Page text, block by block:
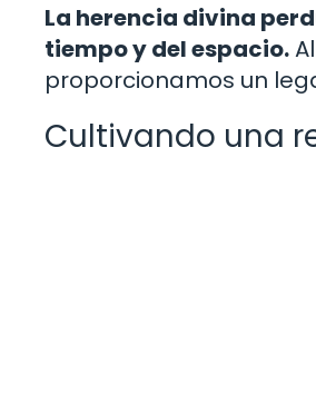
La herencia divina
tiempo y del espacio.
proporcionamos un
Cultivando una